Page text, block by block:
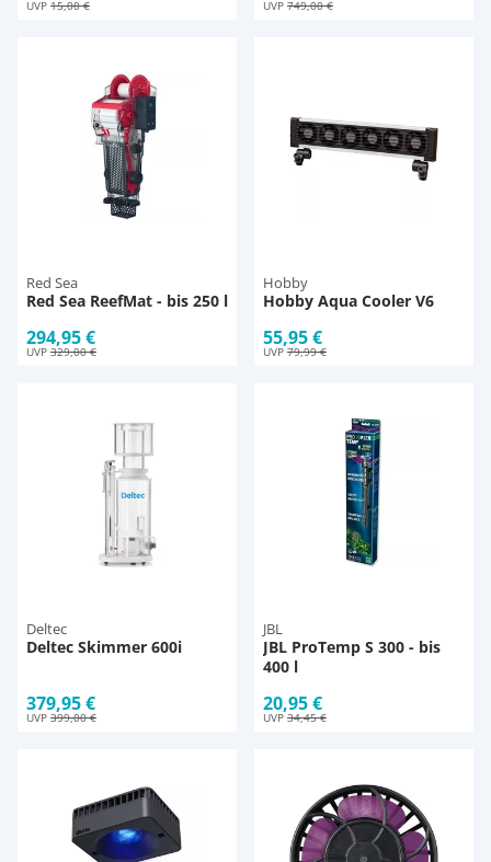
UVP 15,00 € UVP 749,00 €
Red Sea
Red Sea ReefMat - bis 250 l
294,95 €
UVP 329,00 €
Hobby
Hobby Aqua Cooler V6
55,95 €
UVP 79,99 €
Deltec
Deltec Skimmer 600i
379,95 €
UVP 399,00 €
JBL
JBL ProTemp S 300 - bis
400 l
20,95 €
UVP 34,45 €